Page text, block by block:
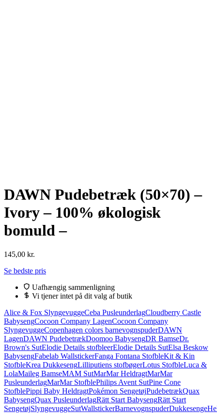
DAWN Pudebetræk (50×70) –
Ivory – 100% økologisk
bomuld –
145,00 kr.
Se bedste pris
Uafhængig sammenligning
Vi tjener intet på dit valg af butik
Alice & Fox SlyngevuggeCeba PusleunderlagCloudberry Castle
BabysengCocoon Company LagenCocoon Company
SlyngevuggeCopenhagen colors barnevognspuderDAWN
LagenDAWN PudebetrækDoomoo BabysengDR BamseDr.
Brown's SutElodie Details stofbleerElodie Details SutElsa Beskow
BabysengFabelab WallstickerFanga Fontana StofbleKit & Kin
StofbleKrea DukkesengLilliputiens stofbøgerLotus StofbleLuca &
LolaMaileg BamseMAM SutMarMar HeldragtMarMar
PusleunderlagMarMar StofblePhilips Avent SutPine Cone
StofblePippi Baby HeldragtPokémon SengetøjPudebetrækQuax
BabysengQuax PusleunderlagRätt Start BabysengRätt Start
SengetøjSlyngevuggeSutWallstickerBarnevognspuderDukkesenge